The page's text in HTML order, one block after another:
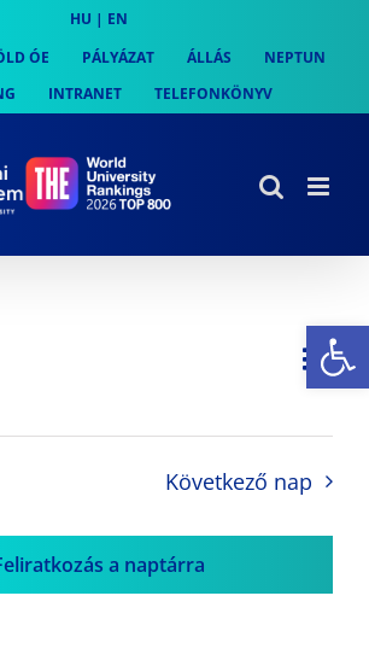
HU | EN
ÓE PÁLYÁZAT ÁLLÁS
NEPTUN
INTRANET TELEFONKÖNYV
Nap
Következő nap
a naptárra